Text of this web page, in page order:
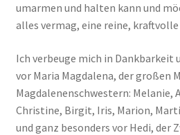
umarmen und halten kann und
alles vermag, eine reine,
Ich verbeuge mich in Dankbarkeit
vor Maria Magdalena, der großen
Magdalenenschwestern:
Christine, Birgit, Iris, Marion,
und ganz besonders vor Hedi, der